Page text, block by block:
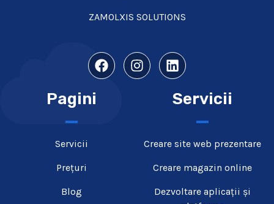
ZAMOLXIS SOLUTIONS
Pagini
Servicii
Prețuri
Blog
Servicii
Creare site web prezentare​
Creare magazin online
Dezvoltare aplicații și